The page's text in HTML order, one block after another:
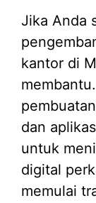
Jika Anda
kantor di
dan
untuk
digital
memulai